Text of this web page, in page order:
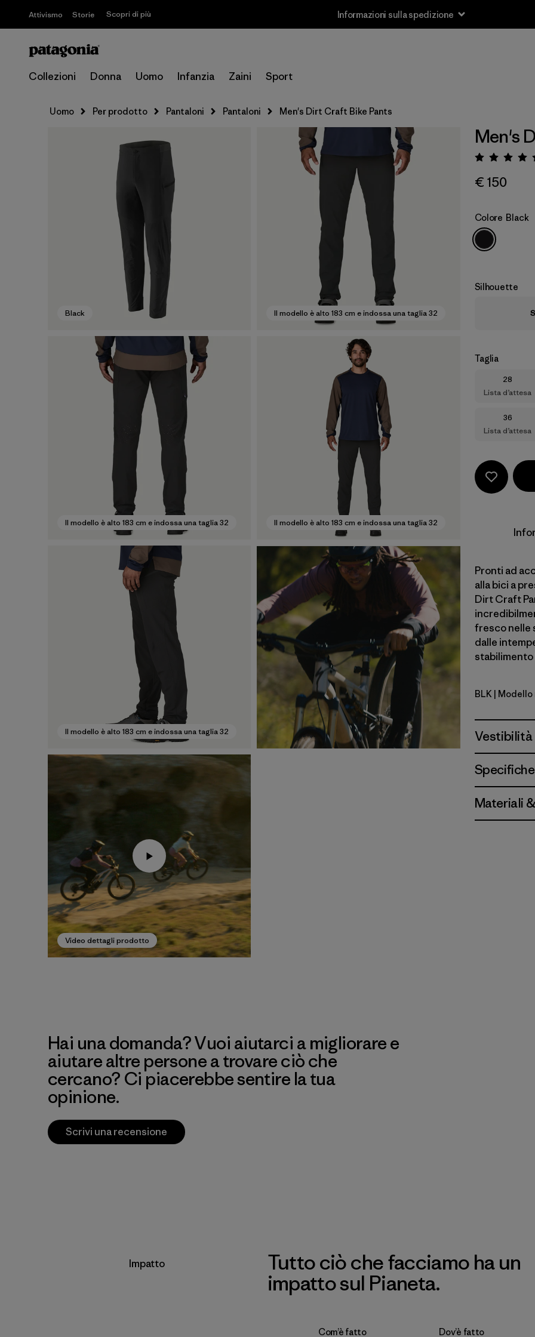
Attivismo Storie Scopri di più Informazioni sulla spedizione
Collezioni Donna Uomo Infanzia Zaini Sport
Uomo Per prodotto Pantaloni Pantaloni Men's Dirt Craft Bike Pants
Black Il modello è alto 183 cm e indossa una taglia 32
Il modello è alto 183 cm e indossa una taglia 32 Il modello è alto 183 cm e indossa una taglia 32
Il modello è alto 183 cm e indossa una taglia 32
Video dettagli prodotto
Men's
€ 150
Colore Black
Silhouette
Taglia
Taglia
28
Lista d’attesa
Taglia
36
Lista d’attesa
Pronti ad
alla bici a
Dirt Craft
fresco nelle
dalle
stabilimento
Black
BLK | Modello
Vestibilità
Materiali
Hai una domanda? Vuoi aiutarci a migliorare e
aiutare altre persone a trovare ciò che
cercano? Ci piacerebbe sentire la tua
opinione.
Scrivi una recensione
Impatto
Tutto ciò che facciamo ha un
impatto sul Pianeta.
Com’è fatto Dov’è fatto